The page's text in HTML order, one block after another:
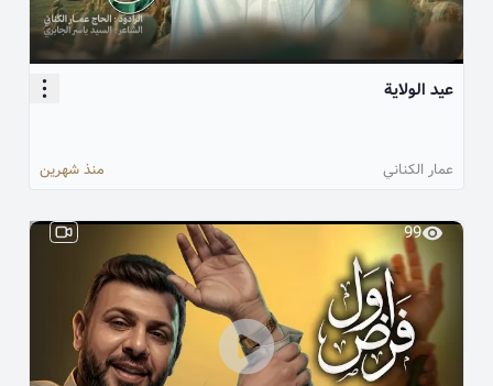
عيد الولاية
عمار الكناني منذ شهرين
99